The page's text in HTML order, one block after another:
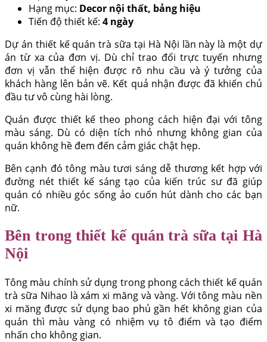
Hạng mục: Decor nội thất, bảng hiệu
Tiến độ thiết kế: 4 ngày
Dự án thiết kế quán trà sữa tại Hà Nội lần này là một dự
án từ xa của đơn vị. Dù chỉ trao đổi trực tuyến nhưng
đơn vị vẫn thể hiện được rõ nhu cầu và ý tưởng của
khách hàng lên bản vẽ. Kết quả nhận được đã khiến chủ
đầu tư vô cùng hài lòng.
Quán được thiết kế theo phong cách hiện đại với tông
màu sáng. Dù có diện tích nhỏ nhưng không gian của
quán không hề đem đến cảm giác chật hẹp.
Bên cạnh đó tông màu tươi sáng dễ thương kết hợp với
đường nét thiết kế sáng tạo của kiến trúc sư đã giúp
quán có nhiều góc sống ảo cuốn hút dành cho các bạn
nữ.
Bên trong thiết kế quán trà sữa tại Hà
Nội
Tông màu chính sử dụng trong phong cách thiết kế quán
trà sữa Nihao là xám xi măng và vàng. Với tông màu nền
xi măng được sử dụng bao phủ gần hết không gian của
quán thì màu vàng có nhiệm vụ tô điểm và tạo điểm
nhấn cho không gian.